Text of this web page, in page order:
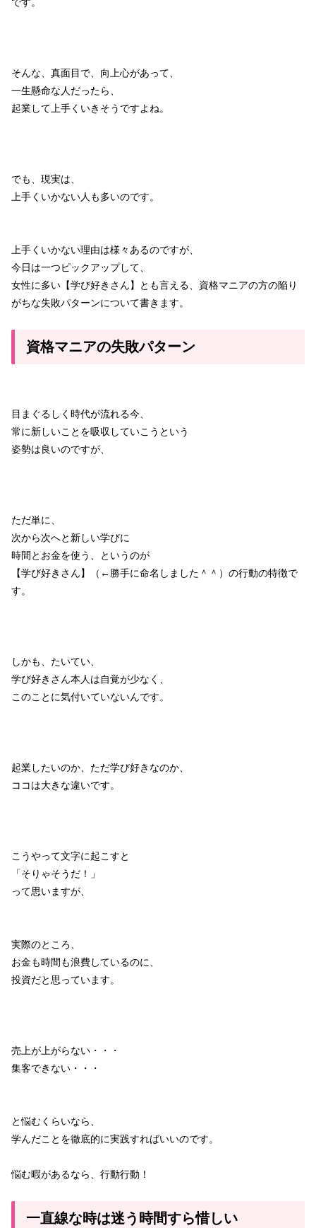
そんな、真面目で、向上心があって、
一生懸命な人だったら、
起業して上手くいきそうですよね。
でも、現実は、
上手くいかない人も多いのです。
上手くいかない理由は様々あるのですが、
今日は一つピックアップして、
女性に多い【学び好きさん】とも言える、資格マニアの方の陥り
がちな失敗パターンについて書きます。
資格マニアの失敗パターン
目まぐるしく時代が流れる今、
常に新しいことを吸収していこうという
姿勢は良いのですが、
ただ単に、
次から次へと新しい学びに
時間とお金を使う、というのが
【学び好きさん】（←勝手に命名しました＾＾）の行動の特徴で
す。
しかも、たいてい、
学び好きさん本人は自覚が少なく、
このことに気付いていないんです。
起業したいのか、ただ学び好きなのか、
ココは大きな違いです。
こうやって文字に起こすと
「そりゃそうだ！」
って思いますが、
実際のところ、
お金も時間も浪費しているのに、
投資だと思っています。
売上が上がらない・・・
集客できない・・・
と悩むくらいなら、
学んだことを徹底的に実践すればいいのです。
悩む暇があるなら、行動行動！
一直線な時は迷う時間すら惜しい